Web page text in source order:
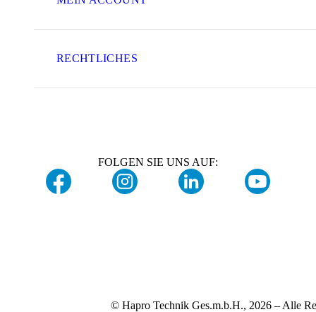
RECHTLICHES
FOLGEN SIE UNS AUF:
© Hapro Technik Ges.m.b.H., 2026 – Alle